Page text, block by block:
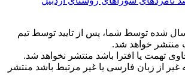
شده توسط شما، پس از تایید توسط تیم
منتشر خواهد شد.
تهمت یا افترا باشد منتشر نخواهد شد.
غیر از زبان فارسی یا غیر مرتبط باشد منتشر